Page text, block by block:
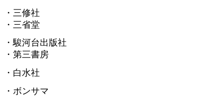
・三修社
・三省堂
・駿河台出版社
・第三書房
・白水社
・ボンサマ